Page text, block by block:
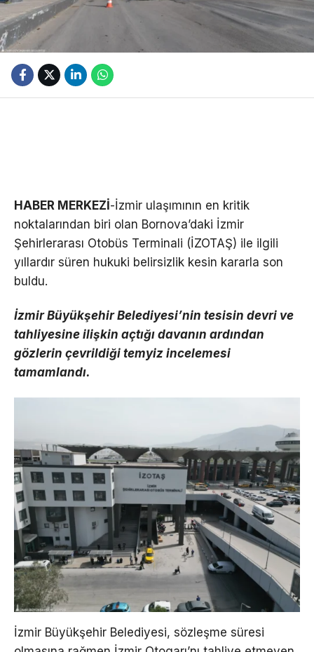
HABER MERKEZİ-İzmir ulaşımının en kritik
noktalarından biri olan Bornova’daki İzmir
Şehirlerarası Otobüs Terminali (İZOTAŞ) ile ilgili
yıllardır süren hukuki belirsizlik kesin kararla son
buldu.
İzmir Büyükşehir Belediyesi’nin tesisin devri ve
tahliyesine ilişkin açtığı davanın ardından
gözlerin çevrildiği temyiz incelemesi
tamamlandı.
İzmir Büyükşehir Belediyesi, sözleşme süresi